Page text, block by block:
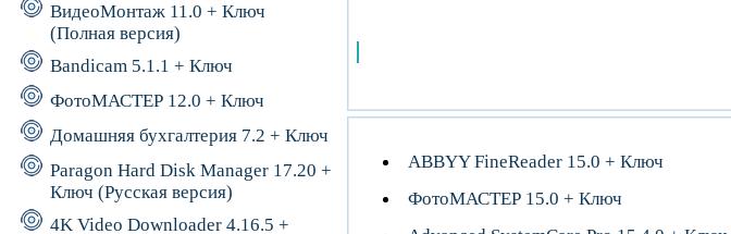
ВидеоМонтаж 11.0 + Ключ
(Полная версия)
Bandicam 5.1.1 + Ключ
ФотоМАСТЕР 12.0 + Ключ
Домашняя бухгалтерия 7.2 + Ключ
Paragon Hard Disk Manager 17.20 +
Ключ (Русская версия)
4K Video Downloader 4.16.5 +
ABBYY FineReader 15.0 + Ключ
ФотоМАСТЕР 15.0 + Ключ